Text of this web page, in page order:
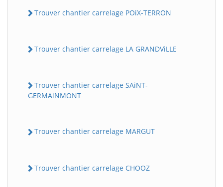
Trouver chantier carrelage POiX-TERRON
Trouver chantier carrelage LA GRANDViLLE
Trouver chantier carrelage SAiNT-
GERMAiNMONT
Trouver chantier carrelage MARGUT
Trouver chantier carrelage CHOOZ